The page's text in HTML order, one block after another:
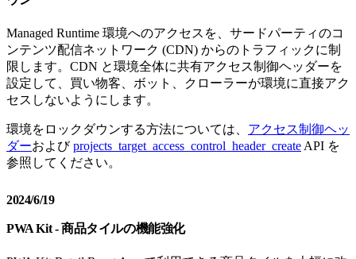
Managed Runtime 環境へのアクセスを、サードパーティのコ
ンテンツ配信ネットワーク (CDN) からのトラフィックに制
限します。CDN と環境全体に共有アクセス制御ヘッダーを
設定して、買い物客、ボット、クローラーが環境に直接アク
セスしないようにします。
環境をロックダウンする方法については、 アクセス制御ヘッ
ダーおよびprojects_target_access_control_header_create API を
参照してください。
2024/6/19
PWA Kit - 商品タイルの機能強化